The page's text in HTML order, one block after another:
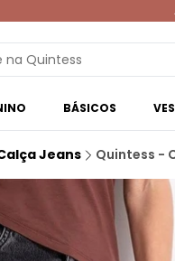
BÁSICOS
Jeans Quintess -